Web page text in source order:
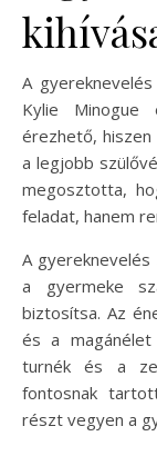
A
Kylie Minogue
érezhető, hiszen
a legjobb
megosztotta,
feladat, hanem
A
a gyermeke
biztosítsa. Az
és a
turnék és a
fontosnak
részt vegyen a